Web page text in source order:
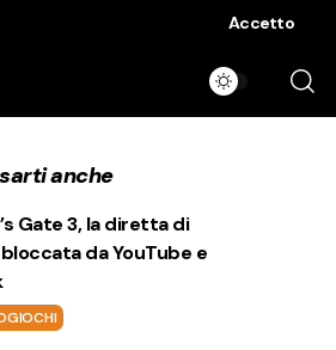
Accetto
anche
Gate 3, la diretta di
da YouTube e